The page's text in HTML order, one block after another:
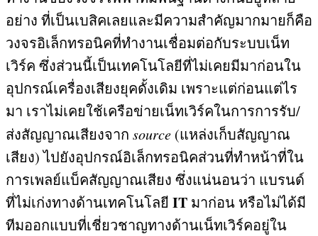
อย่าง ที่เป็นเบสิคเลยและมีความสำคัญมากมายก็คือ
วงจรอิเล็กทรอนิคที่ทำงานเชื่อมต่อกับระบบเน็ท
เวิร์ค ซึ่งส่วนนี้เป็นเทคโนโลยีที่ไม่เคยมีมาก่อนใน
อุปกรณ์เครื่องเสียงยุคดั้งเดิม เพราะแต่ก่อนแต่ไร
มา เราไม่เคยใช้เครือข่ายเน็ทเวิร์คในการการรับ/
ส่งสัญญาณเสียงจาก source (แหล่งเก็บสัญญาณ
เสียง)ไปยังอุปกรณ์อิเล็กทรอนิคส่วนที่ทำหน้าที่ใน
การเพลย์แบ็คสัญญาณเสียง ซึ่งแน่นอนว่า แบรนด์
ที่ไม่เก่งทางด้านเทคโนโลยี IT มาก่อน หรือไม่ได้มี
ทีมออกแบบที่เชี่ยวชาญทางด้านเน็ทเวิร์คอยู่ใน